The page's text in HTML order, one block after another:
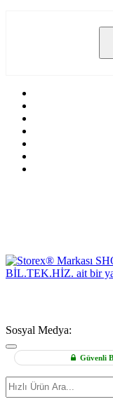
Sosyal Medya:
Güvenli
Hızlı
Ürün